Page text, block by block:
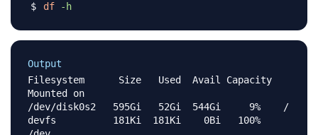
df -h
Output
Filesystem      Size   Used  Avail Capacity
Mounted on
/dev/disk0s2   595Gi   52Gi  544Gi     9%    /
devfs          181Ki  181Ki    0Bi   100%